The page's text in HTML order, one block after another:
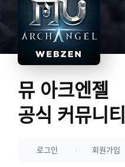
뮤 아크엔젤
공식 커뮤니티
로그인 회원가입